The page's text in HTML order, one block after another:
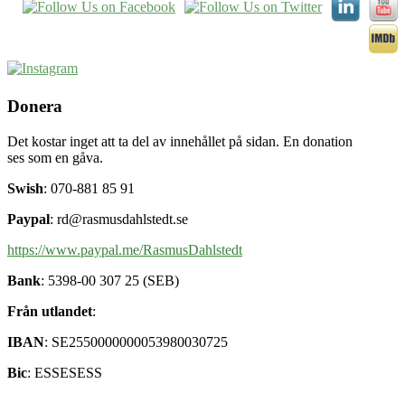
Donera
Det kostar inget att ta del av innehållet på sidan. En donation
ses som en gåva.
Swish: 070-881 85 91
Paypal: rd@rasmusdahlstedt.se
https://www.paypal.me/RasmusDahlstedt
Bank: 5398-00 307 25 (SEB)
Från utlandet:
IBAN: SE2550000000053980030725
Bic: ESSESESS